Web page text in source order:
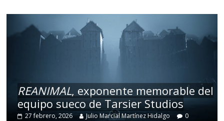
REANIMAL, exponente memorable del
equipo sueco de Tarsier Studios
27 febrero, 2026 Julio Marcial Martínez Hidalgo 0